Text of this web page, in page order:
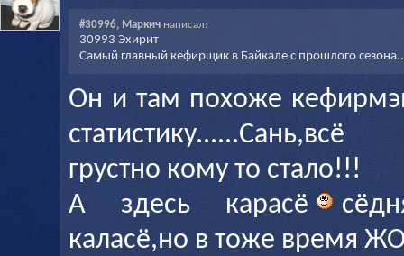
#30996, Маркичнаписал:
30993 Эхирит
Самый главный кефирщик в Байкале с прошлого
Он и там похоже
грустно кому то стало!!!
А здесь карасё
каласё,но в тоже время